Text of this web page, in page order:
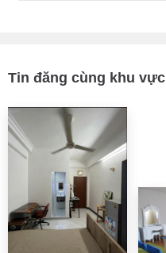
Tin đăng cùng khu vực